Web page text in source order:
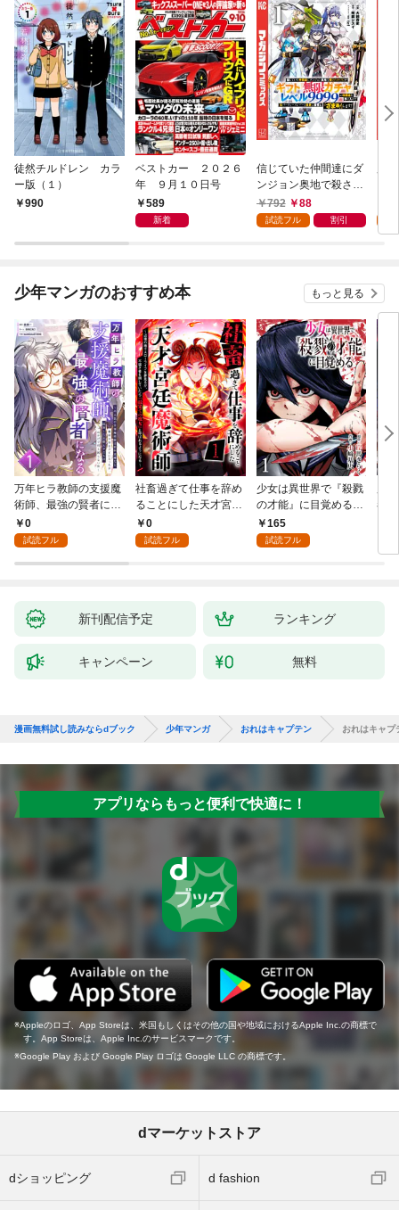
徒然チルドレン カラ
ー版（１）
990
ベストカー ２０２６
年 ９月１０日号
589
新着
信じていた仲間達にダ
ンジョン奥地で殺され
かけたがギフト『無限
ガチャ』でレベル９９
『ざまぁ！』します！
792 88
試読フル 割引
少年マンガのおすすめ本 もっと見る
万年ヒラ教師の支援魔
術師、最強の賢者にな
る～不人気の支援魔術
師は給料泥棒だと魔術
が、出世した元教え子
0
試読フル
社畜過ぎて仕事を辞め
ることにした天才宮廷
魔術師～辺境の地でス
ローライフを夢見る
0
試読フル
少女は異世界で『殺戮
の才能』に目覚める
(話売り) #1
165
試読フル
者
新刊配信予定 ランキング
キャンペーン 無料
漫画無料試し読みならdブック 少年マンガ おれはキャプテン おれはキャプ
アプリならもっと便利で快適に！
Appleのロゴ、App Storeは、米国もしくはその他の国や地域におけるApple Inc.の商標で
す。App Storeは、Apple Inc.のサービスマークです。
Google Play および Google Play ロゴは Google LLC の商標です。
dマーケットストア
dショッピング d fashion